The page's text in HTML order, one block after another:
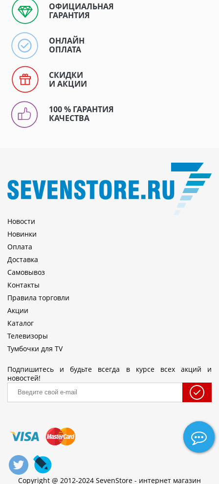
ОФИЦИАЛЬНАЯ
ГАРАНТИЯ
ОНЛАЙН
ОПЛАТА
СКИДКИ
И АКЦИИ
100 % ГАРАНТИЯ
КАЧЕСТВА
Новости
Новинки
Оплата
Доставка
Самовывоз
Контакты
Правила торговли
Акции
Каталог
Телевизоры
Тумбочки для TV
Подпишитесь и будьте всегда в курсе всех акций и
новостей!
Copyright @ 2012-2024 SevenStore - интернет магазин